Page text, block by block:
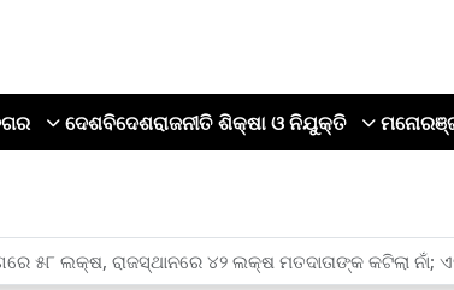
ଦେଶବିଦେଶରାଜନୀତି ଶିକ୍ଷା ଓ ନିଯୁକ୍ତି
୫୮ ଲକ୍ଷ, ରାଜସ୍ଥାନରେ ୪୨ ଲକ୍ଷ ମତଦାତାଙ୍କ କଟିଲା ନାଁ;